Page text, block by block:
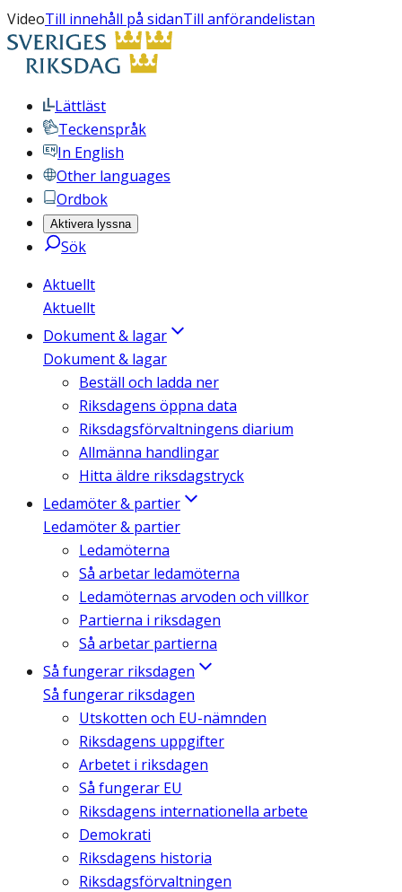
VideoTill innehåll på sidanTill anförandelistan
Lättläst
Teckenspråk
In English
Other languages
Ordbok
Aktivera lyssna
Sök
Aktuellt
Aktuellt
Dokument & lagar
Dokument & lagar
Beställ och ladda ner
Riksdagens öppna data
Riksdagsförvaltningens diarium
Allmänna handlingar
Hitta äldre riksdagstryck
Ledamöter & partier
Ledamöter & partier
Ledamöterna
Så arbetar ledamöterna
Ledamöternas arvoden och villkor
Partierna i riksdagen
Så arbetar partierna
Så fungerar riksdagen
Så fungerar riksdagen
Utskotten och EU-nämnden
Riksdagens uppgifter
Arbetet i riksdagen
Så fungerar EU
Riksdagens internationella arbete
Demokrati
Riksdagens historia
Riksdagsförvaltningen